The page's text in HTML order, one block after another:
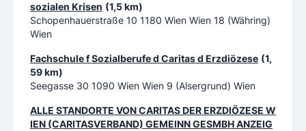
sozialen Krisen (1,5 km)
Schopenhauerstraße 10 1180 Wien Wien 18 (Währing)
Wien
Fachschule f Sozialberufe d Caritas d Erzdiözese (1,
59 km)
Seegasse 30 1090 Wien Wien 9 (Alsergrund) Wien
ALLE STANDORTE VONCARITAS DER ERZDIÖZESE W
IEN (CARITASVERBAND) GEMEINN GESMBHANZEIG